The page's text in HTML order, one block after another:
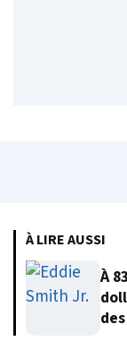
À LIRE AUSSI
À